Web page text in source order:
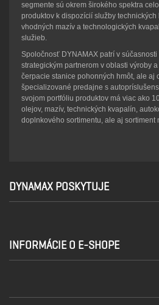
segmente sú okrem širokého spektra
produktov k dispozícií služby
vhodných mazív a technologických
služieb.
Spoločnosť DYNAMAX patrí v
strategickým partnerom v oblasti výroby
čerpacie stanice pohonných hmôt, ale aj
špecializované predajne s
svojom portfóliu produktov má viac ako
olejov, mazív, technických kvapalín,
doplnkového sortimentu, ale aj sortiment
DYNAMAX POSKYTUJE
INFORMÁCIE O E-SHOPE